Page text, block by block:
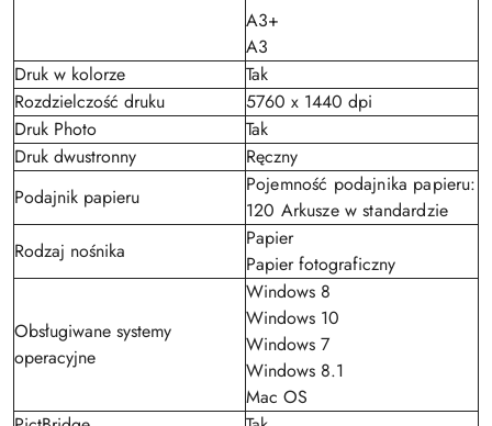
A3+
A3
Druk w kolorze
Tak
Rozdzielczość druku
5760 x 1440 dpi
Druk Photo
Tak
Druk dwustronny
Ręczny
Podajnik papieru
Pojemność podajnika papieru:
120 Arkusze w standardzie
Rodzaj nośnika
Papier
Papier fotograficzny
Obsługiwane systemy
operacyjne
Windows 8
Windows 10
Windows 7
Windows 8.1
Mac OS